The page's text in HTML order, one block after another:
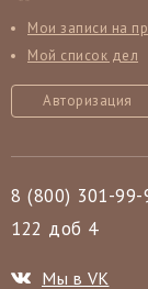
Мои записи на
Мой список дел
Авторизация
8 (800) 301-99-
122 доб 4
Мы в VK